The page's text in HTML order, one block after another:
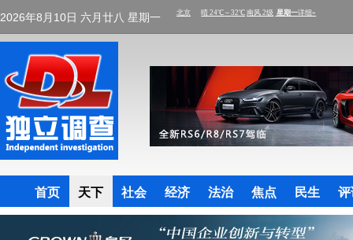
2026年8月10日 六月廿八 星期一
首页 天下 社会 经济 法治 焦点 民生